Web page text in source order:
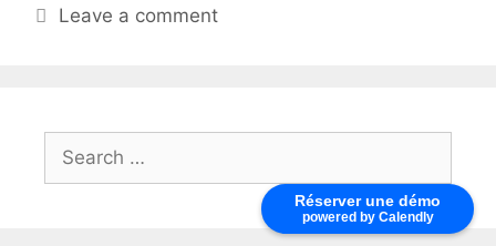
Réserver une démo
powered by Calendly
Leave a comment